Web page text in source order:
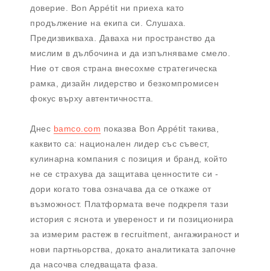
доверие. Bon Appétit ни приеха като
продължение на екипа си. Слушаха.
Предизвикваха. Даваха ни пространство да
мислим в дълбочина и да изпълняваме смело.
Ние от своя страна внесохме стратегическа
рамка, дизайн лидерство и безкомпромисен
фокус върху автентичността.
Днес bamco.com показва Bon Appétit такива,
каквито са: национален лидер със съвест,
кулинарна компания с позиция и бранд, който
не се страхува да защитава ценностите си -
дори когато това означава да се откаже от
възможност. Платформата вече подкрепя тази
история с яснота и увереност и ги позиционира
за измерим растеж в recruitment, ангажираност и
нови партньорства, докато аналитиката започне
да насочва следващата фаза.